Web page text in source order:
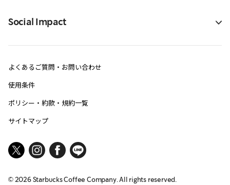
Social Impact
よくあるご質問・お問い合わせ
使用条件
ポリシー・約款・規約一覧
サイトマップ
© 2026Starbucks Coffee Company. All rights reserved.